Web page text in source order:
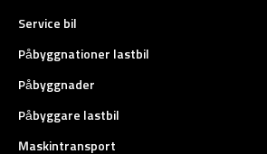
Service bil
Påbyggnationer lastbil
Påbyggnader
Påbyggare lastbil
Maskintransport